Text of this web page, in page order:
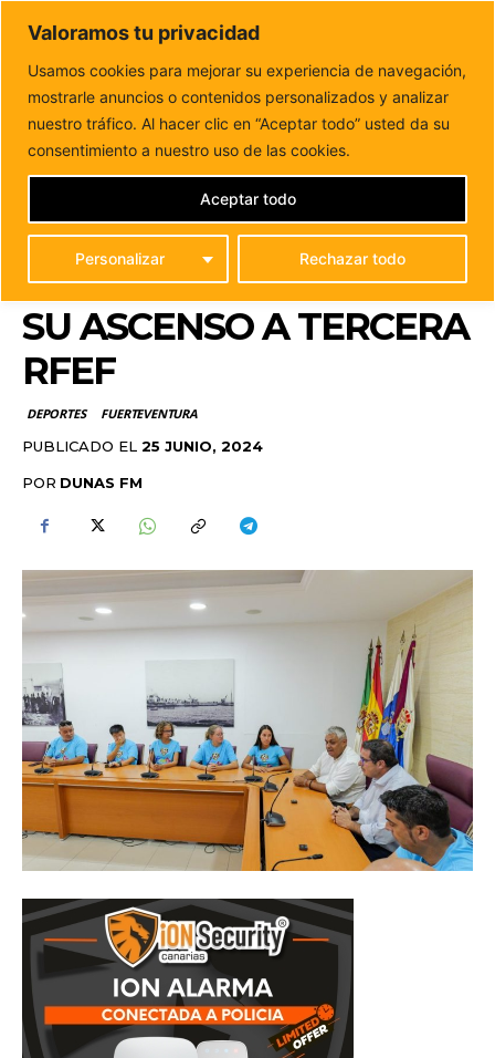
Valoramos tu privacidad
Usamos cookies para mejorar su experiencia de navegación,
mostrarle anuncios o contenidos personalizados y analizar
nuestro tráfico. Al hacer clic en “Aceptar todo” usted da su
consentimiento a nuestro uso de las cookies.
Personalizar Rechazar todo
Aceptar todo
DUNAS FM
Tu informacion de forma cercana
Inicio DEPORTES
Puerto del Rosario homenajea al CD
Caday Fuerteventura tras su ascenso a...
PUERTO DEL ROSARIO
HOMENAJEA AL CD
CADAY
FUERTEVENTURA TRAS
SU ASCENSO A TERCERA
RFEF
DEPORTES FUERTEVENTURA
PUBLICADO EL 25 JUNIO, 2024
POR DUNAS FM